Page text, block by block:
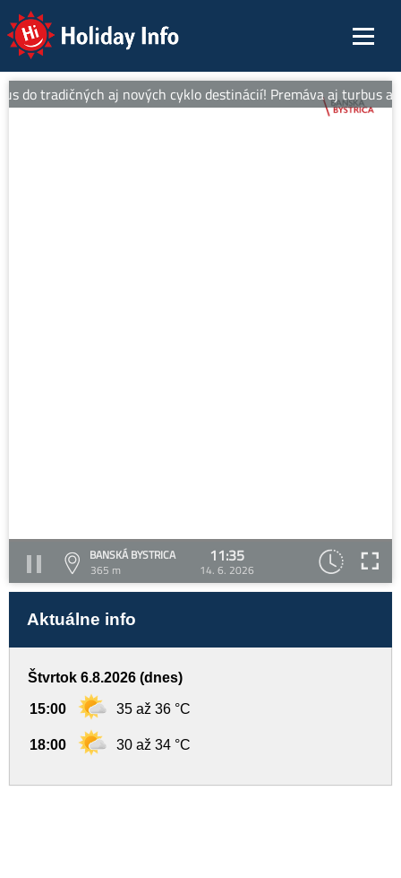
Holiday Info
tradičných aj nových cyklo destinácií! Premáva aj turbus
BANSKÁ BYSTRICA
365 m
11:35
14. 6. 2026
Aktuálne info
Štvrtok 6.8.2026 (dnes)
15:00 35 až 36 °C
18:00 30 až 34 °C